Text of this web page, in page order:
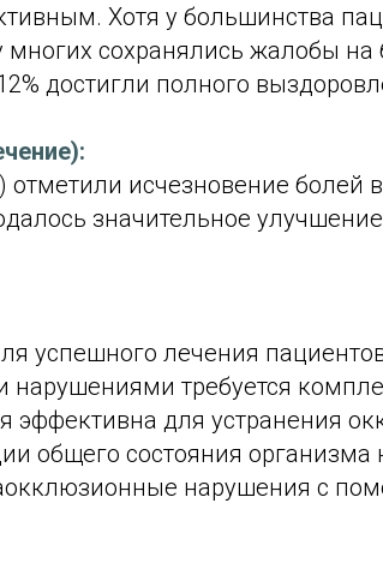
Хотя у большинства
сохранялись жалобы на
достигли полного
отметили исчезновение болей
значительное
успешного лечения
требуется
эффективна для устранения
общего состояния организма
нарушения с